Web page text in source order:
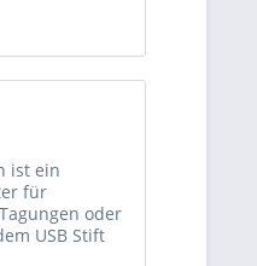
ist ein
für
oder
USB Stift